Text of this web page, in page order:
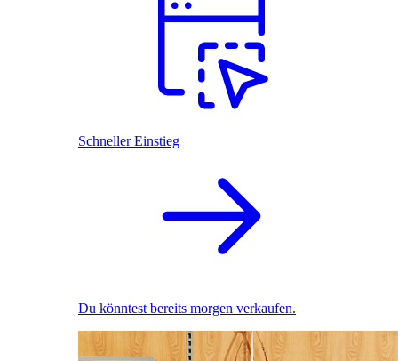
Schneller Einstieg
Du könntest bereits morgen verkaufen.